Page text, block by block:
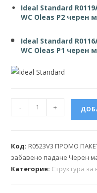
Ideal Standard
WC Oleas P2 черен
Ideal Standard
WC Oleas P1 черен
- +
Код:R0523V3 ПРОМО
забавено падане Черен
Категория: Структура за